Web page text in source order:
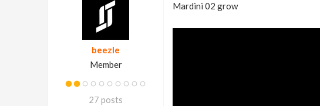
beezle
Member
27 posts
Mardini 02 grow